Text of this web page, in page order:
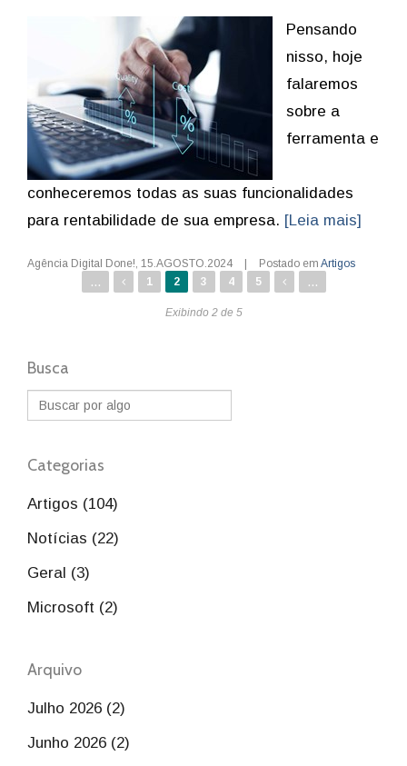
Pensando
nisso, hoje
falaremos
sobre a
ferramenta e
conheceremos todas as suas funcionalidades
para rentabilidade de sua empresa. [Leia mais]
Agência Digital Done!, 15.AGOSTO.2024 Postado em Artigos
... 1 2 3 4 5 ...
Exibindo 2 de 5
Busca
Categorias
Artigos (104)
Notícias (22)
Geral (3)
Microsoft (2)
Arquivo
Julho 2026 (2)
Junho 2026 (2)